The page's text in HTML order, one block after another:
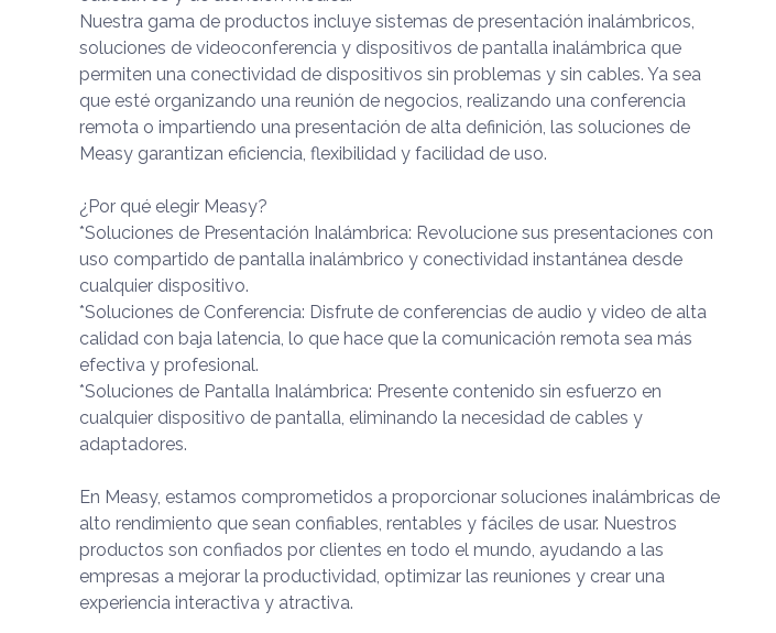
Nuestra gama de productos incluye sistemas de presentación inalámbricos,
soluciones de videoconferencia y dispositivos de pantalla inalámbrica que
permiten una conectividad de dispositivos sin problemas y sin cables. Ya sea
que esté organizando una reunión de negocios, realizando una conferencia
remota o impartiendo una presentación de alta definición, las soluciones de
Measy garantizan eficiencia, flexibilidad y facilidad de uso.
¿Por qué elegir Measy?
*Soluciones de Presentación Inalámbrica: Revolucione sus presentaciones con
uso compartido de pantalla inalámbrico y conectividad instantánea desde
cualquier dispositivo.
*Soluciones de Conferencia: Disfrute de conferencias de audio y video de alta
calidad con baja latencia, lo que hace que la comunicación remota sea más
efectiva y profesional.
*Soluciones de Pantalla Inalámbrica: Presente contenido sin esfuerzo en
cualquier dispositivo de pantalla, eliminando la necesidad de cables y
adaptadores.
En Measy, estamos comprometidos a proporcionar soluciones inalámbricas de
alto rendimiento que sean confiables, rentables y fáciles de usar. Nuestros
productos son confiados por clientes en todo el mundo, ayudando a las
empresas a mejorar la productividad, optimizar las reuniones y crear una
experiencia interactiva y atractiva.